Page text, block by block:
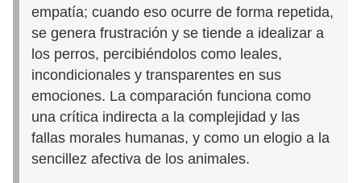
empatía; cuando eso ocurre de forma repetida,
se genera frustración y se tiende a idealizar a
los perros, percibiéndolos como leales,
incondicionales y transparentes en sus
emociones. La comparación funciona como
una crítica indirecta a la complejidad y las
fallas morales humanas, y como un elogio a la
sencillez afectiva de los animales.